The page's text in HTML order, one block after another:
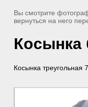
Вы смотрите
вернуться на него
Косынка
Косынка треугольная